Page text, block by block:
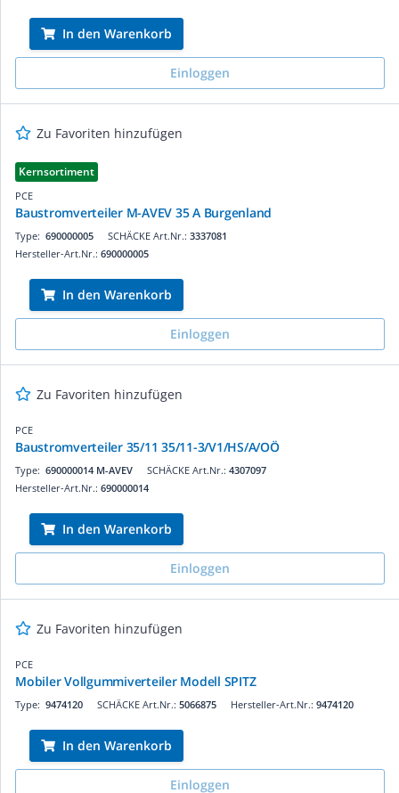
In den Warenkorb
Einloggen
Zu Favoriten hinzufügen
Kernsortiment
PCE
Baustromverteiler M-AVEV 35 A Burgenland
SCHÄCKE Art.Nr.: 3337081
Type: 690000005
Hersteller-Art.Nr.: 690000005
In den Warenkorb
Einloggen
Zu Favoriten hinzufügen
PCE
Baustromverteiler 35/11 35/11-3/V1/HS/A/OÖ
SCHÄCKE Art.Nr.: 4307097
Type: 690000014 M-AVEV
Hersteller-Art.Nr.: 690000014
In den Warenkorb
Einloggen
Zu Favoriten hinzufügen
PCE
Mobiler Vollgummiverteiler Modell SPITZ
SCHÄCKE Art.Nr.: 5066875
Type: 9474120 Hersteller-Art.Nr.: 9474120
In den Warenkorb
Einloggen